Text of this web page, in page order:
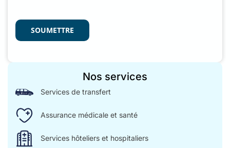
SOUMETTRE
Nos services
Services de transfert
Assurance médicale et santé
Services hôteliers et hospitaliers